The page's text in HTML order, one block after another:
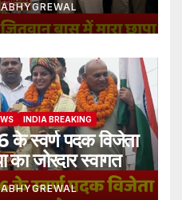
ABHYGREWAL
INDIA BREAKING
स्वर्ण पदक विजेता
का जोरदार स्वागत
ABHYGREWAL